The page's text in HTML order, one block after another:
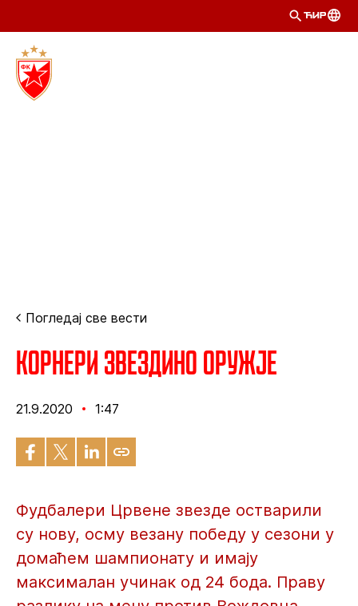
ЋИР
Погледај све вести
Корнери Звездино оружје
21.9.2020 1:47
Фудбалери Црвене звезде остварили
су нову, осму везану победу у сезони у
домаћем шампионату и имају
максималан учинак од 24 бода. Праву